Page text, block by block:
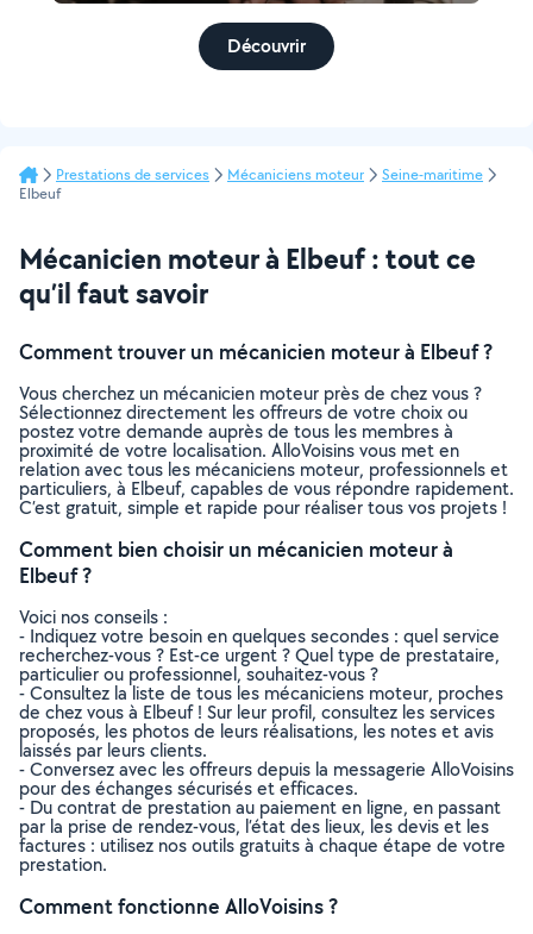
Découvrir
Prestations de services Mécaniciens moteur
Seine-maritime
Elbeuf
Mécanicien moteur à Elbeuf : tout ce
qu’il faut savoir
Comment trouver un mécanicien moteur à Elbeuf ?
Vous cherchez un mécanicien moteur près de chez vous ?
Sélectionnez directement les offreurs de votre choix ou
postez votre demande auprès de tous les membres à
proximité de votre localisation. AlloVoisins vous met en
relation avec tous les mécaniciens moteur, professionnels et
particuliers, à Elbeuf, capables de vous répondre rapidement.
C’est gratuit, simple et rapide pour réaliser tous vos projets !
Comment bien choisir un mécanicien moteur à
Elbeuf ?
Voici nos conseils :
- Indiquez votre besoin en quelques secondes : quel service
recherchez-vous ? Est-ce urgent ? Quel type de prestataire,
particulier ou professionnel, souhaitez-vous ?
- Consultez la liste de tous les mécaniciens moteur, proches
de chez vous à Elbeuf ! Sur leur profil, consultez les services
proposés, les photos de leurs réalisations, les notes et avis
laissés par leurs clients.
- Conversez avec les offreurs depuis la messagerie AlloVoisins
pour des échanges sécurisés et efficaces.
- Du contrat de prestation au paiement en ligne, en passant
par la prise de rendez-vous, l’état des lieux, les devis et les
factures : utilisez nos outils gratuits à chaque étape de votre
prestation.
Comment fonctionne AlloVoisins ?